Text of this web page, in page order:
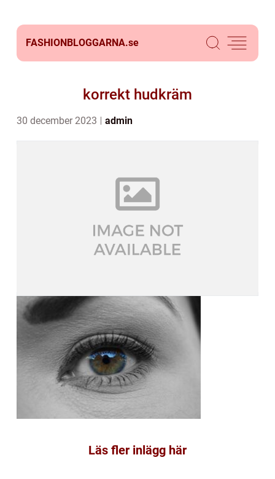
FASHIONBLOGGARNA.se
korrekt hudkräm
30 december 2023 admin
Läs fler inlägg här